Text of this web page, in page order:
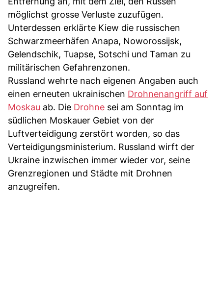
möglichst grosse Verluste zuzufügen.
Unterdessen erklärte Kiew die russischen
Schwarzmeerhäfen Anapa, Noworossijsk,
Gelendschik, Tuapse, Sotschi und Taman zu
militärischen Gefahrenzonen.
Russland wehrte nach eigenen Angaben auch
einen erneuten ukrainischen Drohnenangriff auf
Moskau ab. Die Drohne sei am Sonntag im
südlichen Moskauer Gebiet von der
Luftverteidigung zerstört worden, so das
Verteidigungsministerium. Russland wirft der
Ukraine inzwischen immer wieder vor, seine
Grenzregionen und Städte mit Drohnen
anzugreifen.